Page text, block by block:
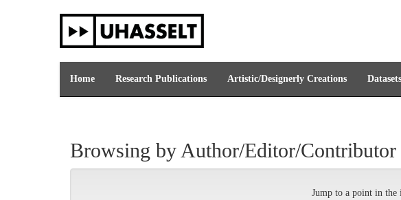
Home Research Publications Artistic/Designerly Creations Datasets
Browsing by Author/Editor/Contributor
Jump to a point in the